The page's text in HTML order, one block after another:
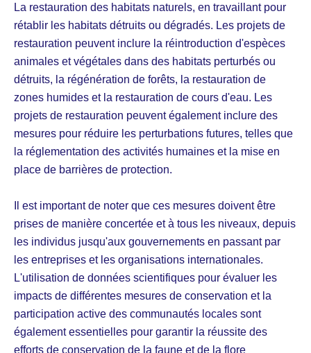
La restauration des habitats naturels, en travaillant pour
rétablir les habitats détruits ou dégradés. Les projets de
restauration peuvent inclure la réintroduction d'espèces
animales et végétales dans des habitats perturbés ou
détruits, la régénération de forêts, la restauration de
zones humides et la restauration de cours d'eau. Les
projets de restauration peuvent également inclure des
mesures pour réduire les perturbations futures, telles que
la réglementation des activités humaines et la mise en
place de barrières de protection.
Il est important de noter que ces mesures doivent être
prises de manière concertée et à tous les niveaux, depuis
les individus jusqu'aux gouvernements en passant par
les entreprises et les organisations internationales.
L'utilisation de données scientifiques pour évaluer les
impacts de différentes mesures de conservation et la
participation active des communautés locales sont
également essentielles pour garantir la réussite des
efforts de conservation de la faune et de la flore